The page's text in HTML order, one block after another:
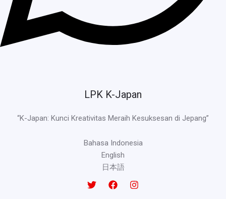
LPK K-Japan
“K-Japan: Kunci Kreativitas Meraih Kesuksesan di Jepang”
Bahasa Indonesia
English
日本語